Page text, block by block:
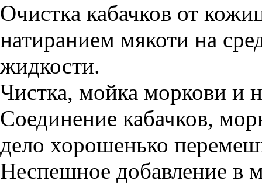
Очистка кабачков от
натиранием мякоти на
жидкости.
Чистка, мойка моркови и
Соединение кабачков,
дело хорошенько
Неспешное добавление в